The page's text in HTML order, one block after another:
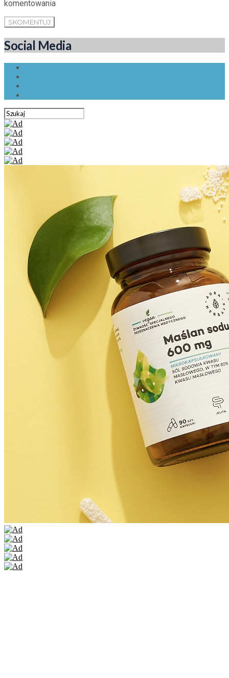
komentowania
Social Media